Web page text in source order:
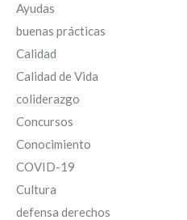
Ayudas
buenas prácticas
Calidad
Calidad de Vida
coliderazgo
Concursos
Conocimiento
COVID-19
Cultura
defensa derechos